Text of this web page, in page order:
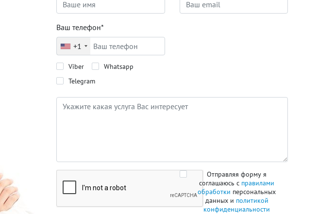
Ваш телефон*
+1
Viber
Whatsapp
Telegram
Отправляя форму я
соглашаюсь с правилами
обработки персональных
данных и политикой
конфиденциальности